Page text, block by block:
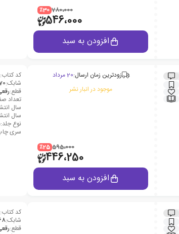
780،000 ٪30
546،000
افزودن به سبد
زودترین زمان ارسال:20 مرداد
موجود در انبار نشر
595،000 ٪25
446،250
افزودن به سبد
کد کتاب:
شابک:
قطع:
تعداد
سال
سال
نوع جلد:
سری
کد کتاب:
شابک:
‏‫‭978-9642678068‬
قطع: